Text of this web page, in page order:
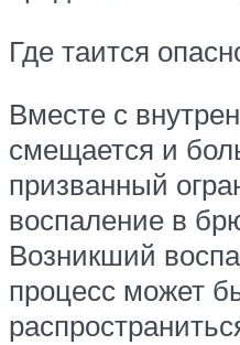
Где таится
Вместе с
смещается и
призванный
воспаление в
Возникший
процесс может